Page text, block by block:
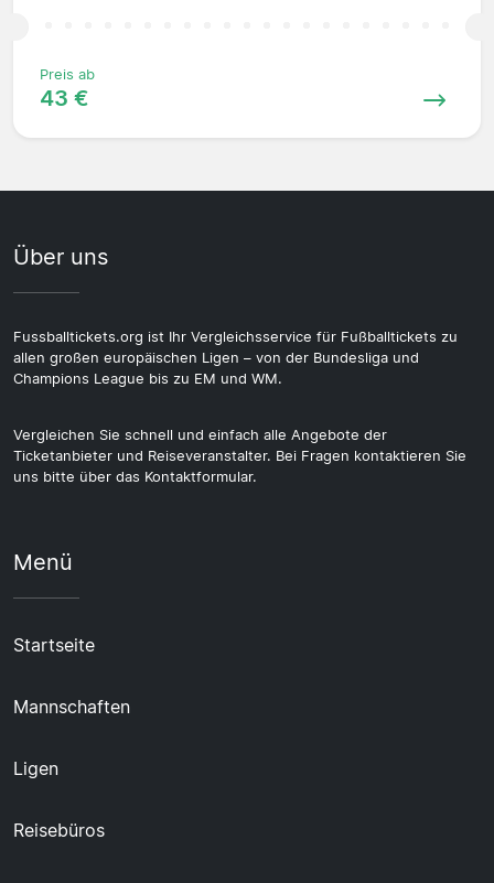
Preis ab
43 €
Über uns
Fussballtickets.org ist Ihr Vergleichsservice für Fußballtickets zu
allen großen europäischen Ligen – von der Bundesliga und
Champions League bis zu EM und WM.
Vergleichen Sie schnell und einfach alle Angebote der
Ticketanbieter und Reiseveranstalter. Bei Fragen kontaktieren Sie
uns bitte über das Kontaktformular.
Menü
Startseite
Mannschaften
Ligen
Reisebüros